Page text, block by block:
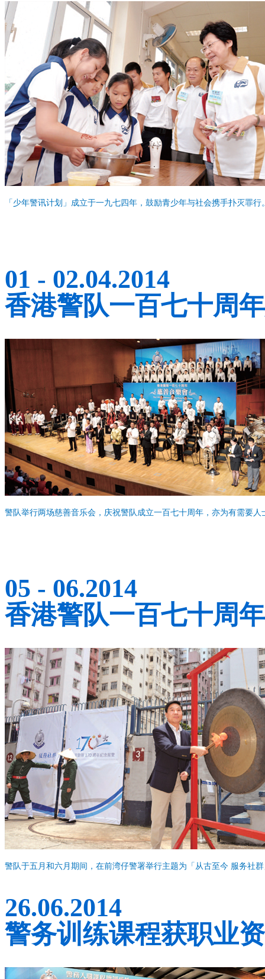
「少年警讯计划」成立于一九七四年，鼓励青少年与社会携手扑灭罪
01 - 02.04.2014
香港警队一百七十周
警队举行两场慈善音乐会，庆祝警队成立一百七十周年，亦为有需要
05 - 06.2014
香港警队一百七十周
警队于五月和六月期间，在前湾仔警署举行主题为「从古至今 服务社
26.06.2014
警务训练课程获职业